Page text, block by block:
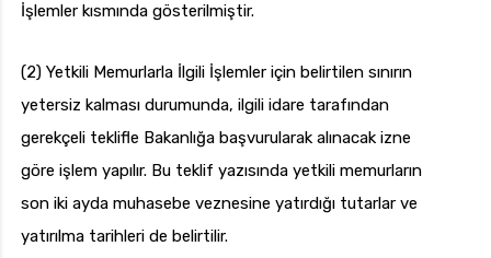
İşlemler kısmında gösterilmiştir.
(2) Yetkili Memurlarla İlgili İşlemler için belirtilen sınırın
yetersiz kalması durumunda, ilgili idare tarafından
gerekçeli teklifle Bakanlığa başvurularak alınacak izne
göre işlem yapılır. Bu teklif yazısında yetkili memurların
son iki ayda muhasebe veznesine yatırdığı tutarlar ve
yatırılma tarihleri de belirtilir.